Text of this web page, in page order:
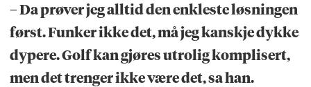
– Da prøver jeg alltid den enkleste løsningen
først. Funker ikke det, må jeg kanskje dykke
dypere. Golf kan gjøres utrolig komplisert,
men det trenger ikke være det, sa han.